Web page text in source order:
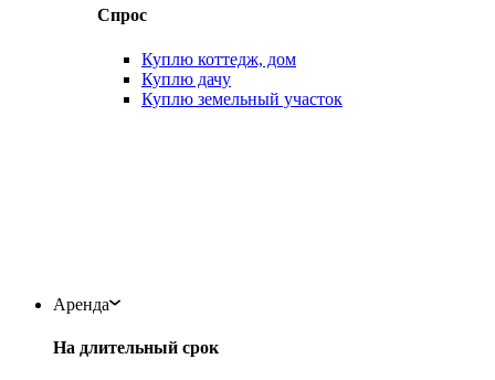
Спрос
Куплю коттедж, дом
Куплю дачу
Куплю земельный участок
Аренда
На длительный срок